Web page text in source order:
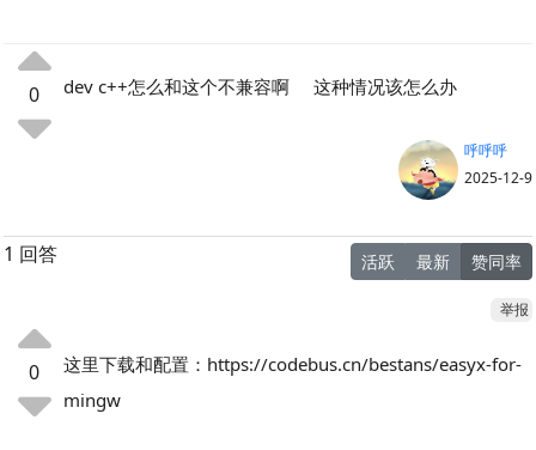
0 dev c++怎么和这个不兼容啊 这种情况该怎么办
呼呼呼
2025-12-9
1 回答 活跃 最新 赞同率
举报
0
这里下载和配置：https://codebus.cn/bestans/easyx-for-
mingw